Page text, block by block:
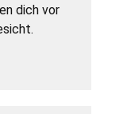
dich vor